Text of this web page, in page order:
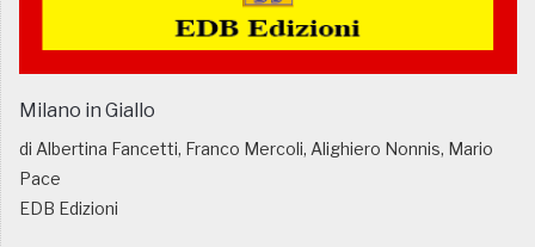
Milano in Giallo
di Albertina Fancetti, Franco Mercoli, Alighiero Nonnis, Mario
Pace
EDB Edizioni